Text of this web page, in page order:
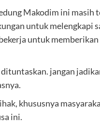
Makodim ini masih
untuk melengkapi
untuk
jangan
khususnya
ini.